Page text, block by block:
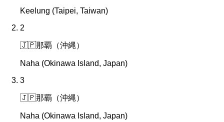
Keelung (Taipei, Taiwan)
2
🇯🇵那覇（沖縄）
Naha (Okinawa Island, Japan)
3
🇯🇵那覇（沖縄）
Naha (Okinawa Island, Japan)